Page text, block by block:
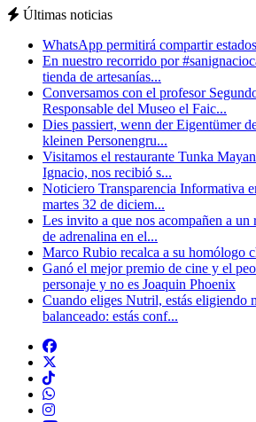
Últimas noticias
WhatsApp permitirá compartir
En nuestro recorrido por
tienda de artesanías...
Conversamos con el profesor
Responsable del Museo el Faic...
Dies passiert, wenn der Eigentümer
kleinen Personengru...
Visitamos el restaurante Tunka
Ignacio, nos recibió s...
Noticiero Transparencia Informativa
martes 32 de diciem...
Les invito a que nos acompañen a
de adrenalina en el...
Marco Rubio recalca a su homólogo
Ganó el mejor premio de cine y el
personaje y no es Joaquin Phoenix
Cuando eliges Nutril, estás eligiendo
balanceado: estás conf...